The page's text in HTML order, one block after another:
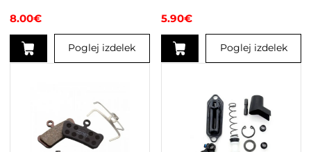
8.00€
Poglej izdelek
5.90€
Poglej izdelek